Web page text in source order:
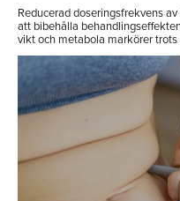
Reducerad doseringsfrekvens
att bibehålla
vikt och metabola markörer